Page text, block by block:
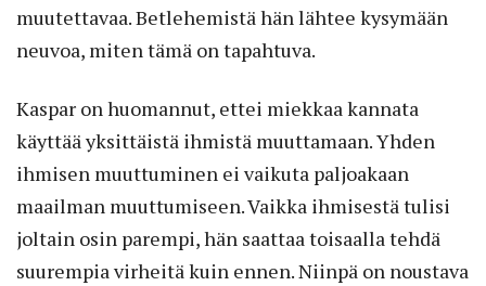
muutettavaa. Betlehemistä hän lähtee kysymään
neuvoa, miten tämä on tapahtuva.
Kaspar on huomannut, ettei miekkaa kannata
käyttää yksittäistä ihmistä muuttamaan. Yhden
ihmisen muuttuminen ei vaikuta paljoakaan
maailman muuttumiseen. Vaikka ihmisestä tulisi
joltain osin parempi, hän saattaa toisaalla tehdä
suurempia virheitä kuin ennen. Niinpä on noustava